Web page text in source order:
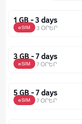
1 GB - 3 days
eSIM 3 ՕՐԵՐ
3 GB - 7 days
eSIM 7 ՕՐԵՐ
5 GB - 7 days
eSIM 7 ՕՐԵՐ